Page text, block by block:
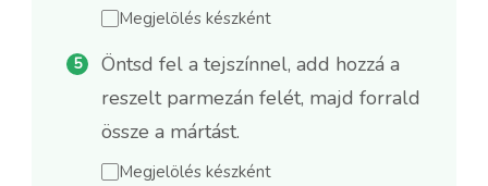
Megjelölés készként
Öntsd fel a tejszínnel, add hozzá a
reszelt parmezán felét, majd forrald
össze a mártást.
Megjelölés készként